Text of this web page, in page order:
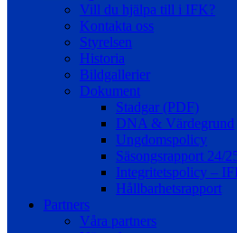
Vill du hjälpa till i IFK?
Kontakta oss
Styrelsen
Historia
Bildgallerier
Dokument
Stadgar (PDF)
DNA & Värdegrund
Ungdomspolicy
Säsongsrapport 24/
Integritetspolicy –
Hållbarhetsrapport
Partners
Våra partners